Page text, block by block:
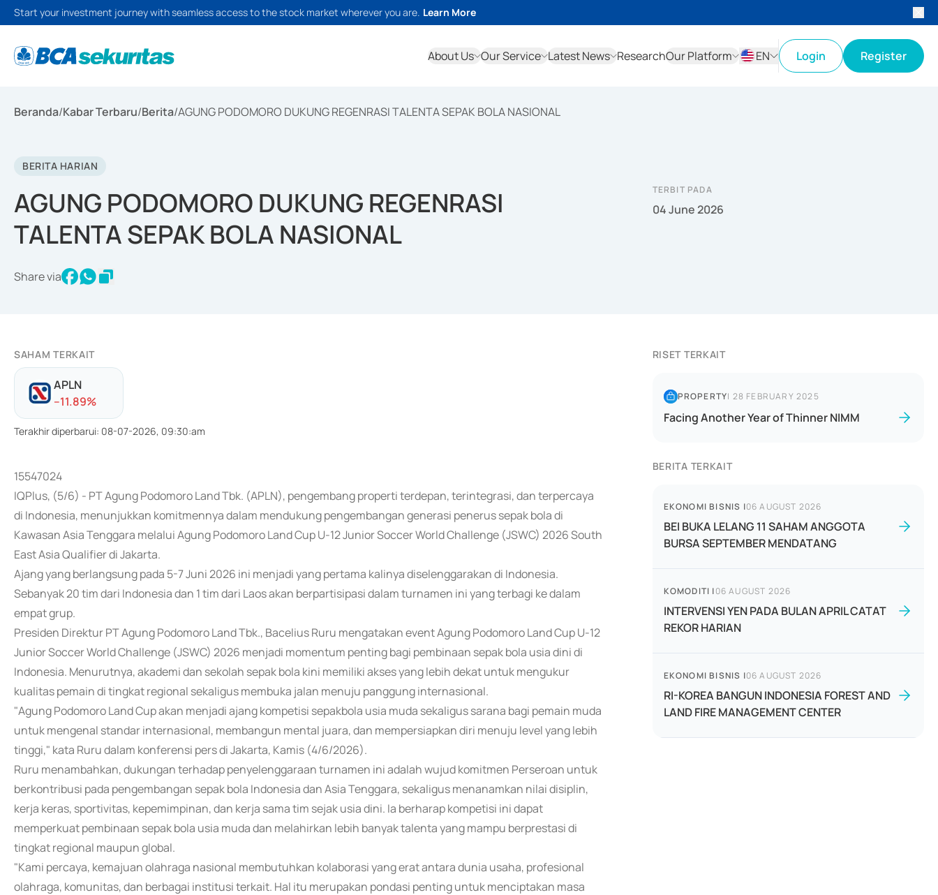
Start your investment journey with seamless access to the stock market wherever you are. Learn More
About Us Our Service Latest News ResearchOur Platform
EN
Login Register
Beranda/Kabar Terbaru/Berita/AGUNG PODOMORO DUKUNG REGENRASI TALENTA SEPAK BOLA NASIONAL
BERITA HARIAN
AGUNG PODOMORO DUKUNG REGENRASI
TALENTA SEPAK BOLA NASIONAL
Share via
TERBIT PADA
04 June 2026
SAHAM TERKAIT
APLN
--11.89%
Terakhir diperbarui: 08-07-2026, 09:30:am
15547024
IQPlus, (5/6) - PT Agung Podomoro Land Tbk. (APLN), pengembang properti terdepan, terintegrasi, dan terpercaya
di Indonesia, menunjukkan komitmennya dalam mendukung pengembangan generasi penerus sepak bola di
Kawasan Asia Tenggara melalui Agung Podomoro Land Cup U-12 Junior Soccer World Challenge (JSWC) 2026 South
East Asia Qualifier di Jakarta.
Ajang yang berlangsung pada 5-7 Juni 2026 ini menjadi yang pertama kalinya diselenggarakan di Indonesia.
Sebanyak 20 tim dari Indonesia dan 1 tim dari Laos akan berpartisipasi dalam turnamen ini yang terbagi ke dalam
empat grup.
Presiden Direktur PT Agung Podomoro Land Tbk., Bacelius Ruru mengatakan event Agung Podomoro Land Cup U-12
Junior Soccer World Challenge (JSWC) 2026 menjadi momentum penting bagi pembinaan sepak bola usia dini di
Indonesia. Menurutnya, akademi dan sekolah sepak bola kini memiliki akses yang lebih dekat untuk mengukur
kualitas pemain di tingkat regional sekaligus membuka jalan menuju panggung internasional.
"Agung Podomoro Land Cup akan menjadi ajang kompetisi sepakbola usia muda sekaligus sarana bagi pemain muda
untuk mengenal standar internasional, membangun mental juara, dan mempersiapkan diri menuju level yang lebih
tinggi," kata Ruru dalam konferensi pers di Jakarta, Kamis (4/6/2026).
Ruru menambahkan, dukungan terhadap penyelenggaraan turnamen ini adalah wujud komitmen Perseroan untuk
berkontribusi pada pengembangan sepak bola Indonesia dan Asia Tenggara, sekaligus menanamkan nilai disiplin,
kerja keras, sportivitas, kepemimpinan, dan kerja sama tim sejak usia dini. Ia berharap kompetisi ini dapat
memperkuat pembinaan sepak bola usia muda dan melahirkan lebih banyak talenta yang mampu berprestasi di
tingkat regional maupun global.
"Kami percaya, kemajuan olahraga nasional membutuhkan kolaborasi yang erat antara dunia usaha, profesional
olahraga, komunitas, dan berbagai institusi terkait. Hal itu merupakan pondasi penting untuk menciptakan masa
RISET TERKAIT
PROPERTY| 28 FEBRUARY 2025
Facing Another Year of Thinner NIMM
BERITA TERKAIT
EKONOMI BISNIS |06 AUGUST 2026
BEI BUKA LELANG 11 SAHAM ANGGOTA
BURSA SEPTEMBER MENDATANG
KOMODITI |06 AUGUST 2026
INTERVENSI YEN PADA BULAN APRIL CATAT
REKOR HARIAN
EKONOMI BISNIS |06 AUGUST 2026
RI-KOREA BANGUN INDONESIA FOREST AND
LAND FIRE MANAGEMENT CENTER